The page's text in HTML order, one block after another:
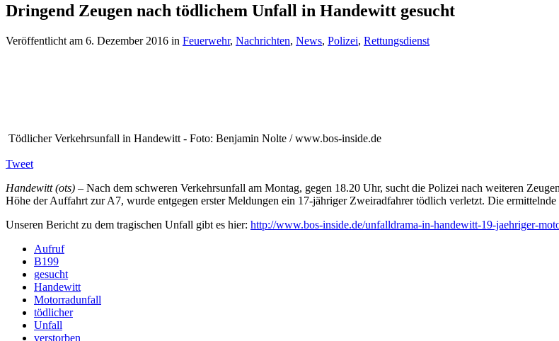
Dringend Zeugen nach tödlichem Unfall in Handewitt gesucht
Veröffentlicht am 6. Dezember 2016 in Feuerwehr, Nachrichten, News, Polizei, Rettungsdienst
Tödlicher Verkehrsunfall in Handewitt - Foto: Benjamin Nolte / www.bos-inside.de
Tweet
Handewitt (ots) – Nach dem schweren Verkehrsunfall am Montag, gegen 18.20 Uhr, sucht die Polizei nach weiteren
Höhe der Auffahrt zur A7, wurde entgegen erster Meldungen ein 17-jähriger Zweiradfahrer tödlich verletzt. Die
Unseren Bericht zu dem tragischen Unfall gibt es hier: http://www.bos-inside.de/unfalldrama-in-handewitt-19-jaehriger-
Aufruf
B199
gesucht
Handewitt
Motorradunfall
tödlicher
Unfall
verstorben